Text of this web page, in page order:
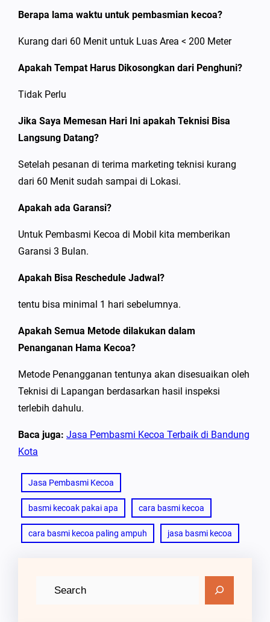
Berapa lama waktu untuk pembasmian kecoa?
Kurang dari 60 Menit untuk Luas Area < 200 Meter
Apakah Tempat Harus Dikosongkan dari Penghuni?
Tidak Perlu
Jika Saya Memesan Hari Ini apakah Teknisi Bisa
Langsung Datang?
Setelah pesanan di terima marketing teknisi kurang
dari 60 Menit sudah sampai di Lokasi.
Apakah ada Garansi?
Untuk Pembasmi Kecoa di Mobil kita memberikan
Garansi 3 Bulan.
Apakah Bisa Reschedule Jadwal?
tentu bisa minimal 1 hari sebelumnya.
Apakah Semua Metode dilakukan dalam
Penanganan Hama Kecoa?
Metode Penangganan tentunya akan disesuaikan oleh
Teknisi di Lapangan berdasarkan hasil inspeksi
terlebih dahulu.
Baca juga: Jasa Pembasmi Kecoa Terbaik di Bandung
Kota
Jasa Pembasmi Kecoa
basmi kecoak pakai apa cara basmi kecoa
cara basmi kecoa paling ampuh jasa basmi kecoa